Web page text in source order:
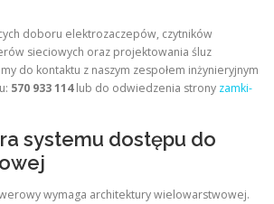
doboru elektrozaczepów, czytników
sieciowych oraz projektowania śluz
do kontaktu z naszym zespołem inżynieryjnym
570 933 114lub do odwiedzenia strony zamki-
systemu dostępu do
wymaga architektury wielowarstwowej.